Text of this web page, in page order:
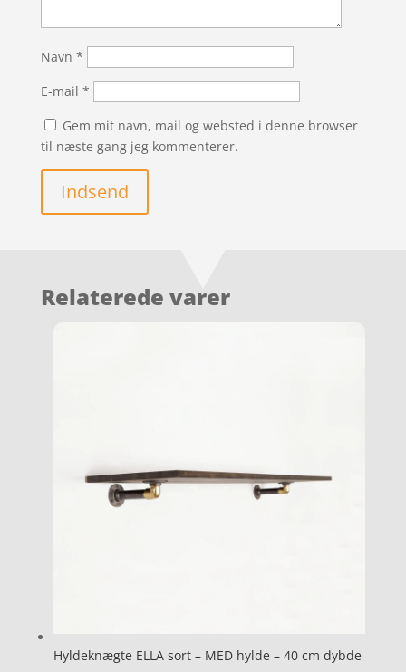
Navn *
E-mail *
Gem mit navn, mail og websted i denne browser
til næste gang jeg kommenterer.
Indsend
Relaterede varer
Hyldeknægte ELLA sort – MED hylde – 40 cm dybde